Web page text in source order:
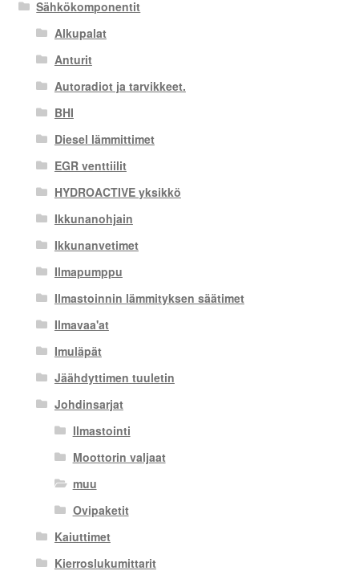
Sähkökomponentit
Alkupalat
Anturit
Autoradiot ja tarvikkeet.
BHI
Diesel lämmittimet
EGR venttiilit
HYDROACTIVE yksikkö
Ikkunanohjain
Ikkunanvetimet
Ilmapumppu
Ilmastoinnin lämmityksen säätimet
Ilmavaa'at
Imuläpät
Jäähdyttimen tuuletin
Johdinsarjat
Ilmastointi
Moottorin valjaat
muu
Ovipaketit
Kaiuttimet
Kierroslukumittarit